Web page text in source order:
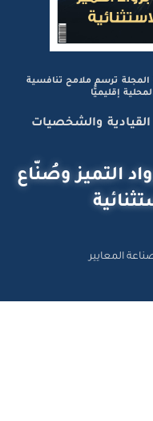
المجلة ترسم ملامح تنافسية
إقليميًّا
والشخصيات
التميز وصُنّاع
المعايير